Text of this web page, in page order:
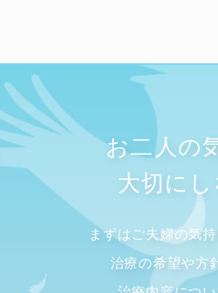
お二人の
大切に
まずはご夫婦の気
治療の希望や方